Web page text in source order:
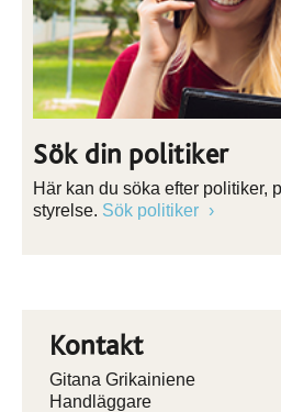
Sök din politiker
Här kan du söka efter politiker,
styrelse. Sök politiker
Kontakt
Gitana Grikainiene
Handläggare